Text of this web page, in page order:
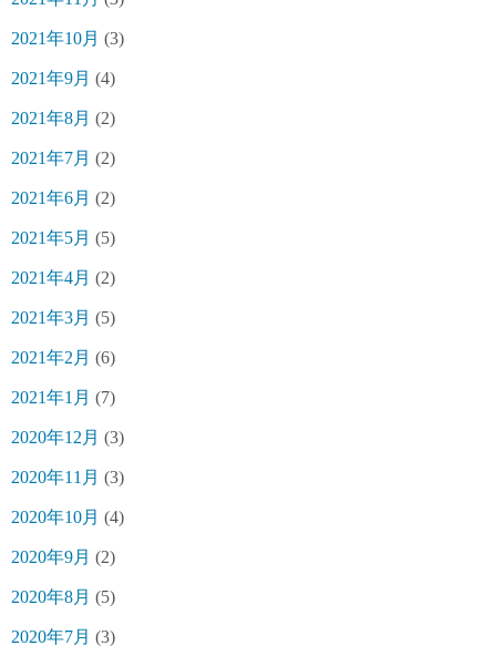
2021年10月 (3)
2021年9月 (4)
2021年8月 (2)
2021年7月 (2)
2021年6月 (2)
2021年5月 (5)
2021年4月 (2)
2021年3月 (5)
2021年2月 (6)
2021年1月 (7)
2020年12月 (3)
2020年11月 (3)
2020年10月 (4)
2020年9月 (2)
2020年8月 (5)
2020年7月 (3)